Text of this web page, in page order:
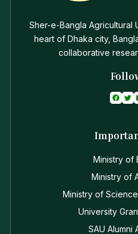
Sher-e-Bangla Agricultural
heart of Dhaka city,
collaborative
Ministry of
Ministry of
Ministry of
University
SAU Alumni